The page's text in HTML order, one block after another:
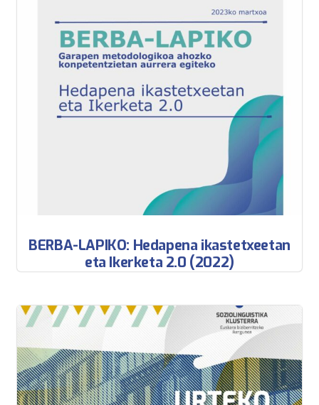
BERBA-LAPIKO: Hedapena ikastetxeetan
eta Ikerketa 2.0 (2022)